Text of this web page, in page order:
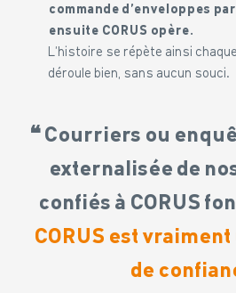
commande d’enveloppes
ensuite CORUS opère.
L’histoire se répète ainsi
déroule bien, sans aucun souci.
❝ Courriers ou
externalisée de
confiés à CORUS
CORUS est
de